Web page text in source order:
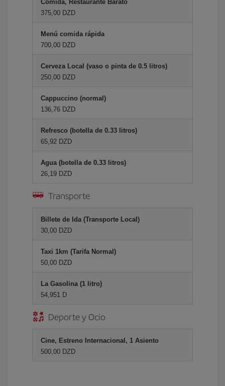
Comida, Restaurante Barato
375,00 DZD
Menú comida rápida
700,00 DZD
Cerveza Local (vaso o pinta de 0.5 litros)
250,00 DZD
Cappuccino (normal)
136,76 DZD
Refresco (botella de 0.33 litros)
65,92 DZD
Agua (botella de 0.33 litros)
26,19 DZD
Transporte
Billete de Ida (Transporte Local)
30,00 DZD
Taxi 1km (Tarifa Normal)
50,00 DZD
La Gasolina (1 litro)
54,951 D
Deporte y Ocio
Cine, Estreno Internacional, 1 Asiento
500,00 DZD